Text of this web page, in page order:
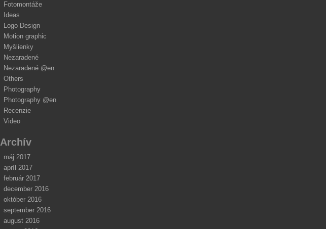
Fotomontáže
Ideas
Logo Design
Motion graphic
Myšlienky
Nezaradené
Nezaradené @en
Others
Photography
Photography @en
Recenzie
Video
Archív
máj 2017
apríl 2017
február 2017
december 2016
október 2016
september 2016
august 2016